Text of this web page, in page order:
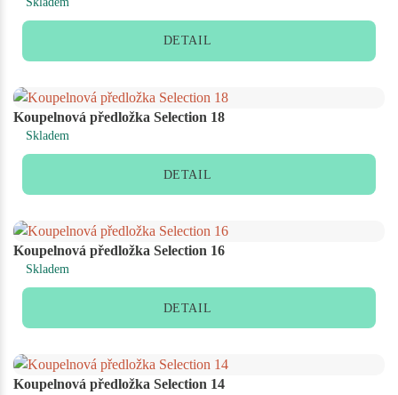
DETAIL
Koupelnová předložka Selection 18
Skladem
DETAIL
Koupelnová předložka Selection 16
Skladem
DETAIL
Koupelnová předložka Selection 14